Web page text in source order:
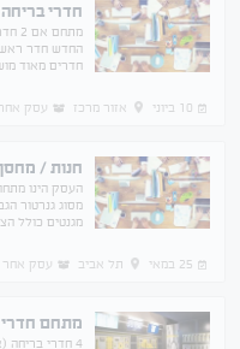
חדרי בריחה
החדש חדר
10 ביוני אזור מרכז עסק אחר
חנות /
העסק הינו
מסוג גנרטור
מגנטים כולל
25 במאי
תל אביב עסק אחר
מתחם חדרי
4 חדרי